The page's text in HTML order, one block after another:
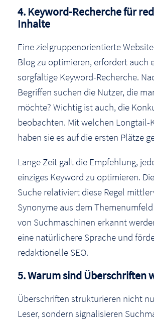
4. Keyword-Recherche für
Inhalte
Eine zielgruppenorientierte
Blog zu optimieren, erfordert auch
sorgfältige Keyword-Recherche.
Begriffen suchen die Nutzer, die
möchte? Wichtig ist auch, die
beobachten. Mit welchen Longtail-
haben sie es auf die ersten Plätze
Lange Zeit galt die Empfehlung,
einziges Keyword zu optimieren.
Suche relativiert diese Regel
Synonyme aus dem
von Suchmaschinen erkannt
eine natürlichere Sprache und
redaktionelle SEO.
5. Warum sind Überschriften
Überschriften strukturieren nicht
Leser, sondern signalisieren